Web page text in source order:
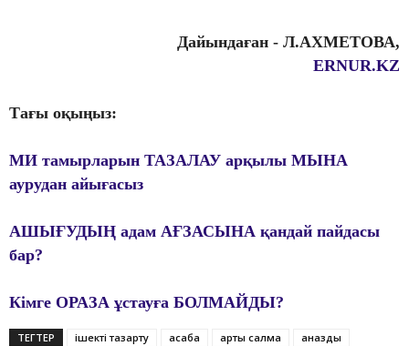
Дайындаған - Л.АХМЕТОВА,
ERNUR.KZ
Тағы оқыңыз:
МИ тамырларын ТАЗАЛАУ арқылы МЫНА
аурудан айығасыз
АШЫҒУДЫҢ адам АҒЗАСЫНА қандай пайдасы
бар?
Кімге ОРАЗА ұстауға БОЛМАЙДЫ?
ТЕГТЕР ішекті тазарту асқабақ артық салмақ
қаназдық